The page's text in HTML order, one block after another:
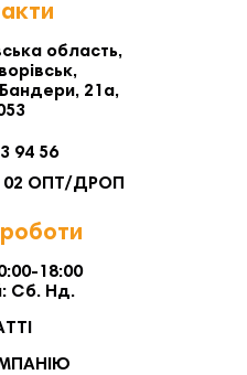
область,
21а,
94 56
02 ОПТ/ДРОП
18:00
Сб. Нд.